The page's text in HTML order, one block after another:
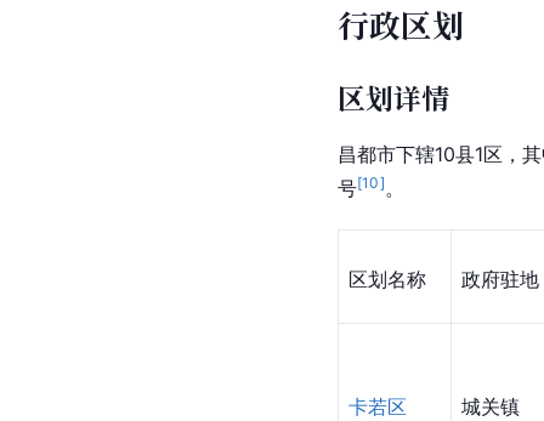
行政区划
区划详情
昌都市下辖10县1区，
号[10]。
区划名称 政府驻地
卡若区 城关镇